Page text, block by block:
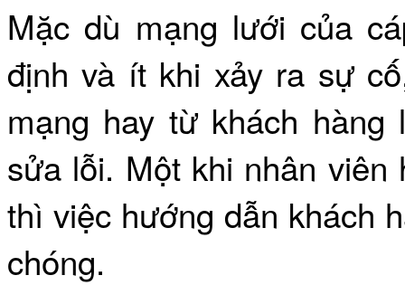
Mặc dù mạng lưới của
định và ít khi xảy ra sự
mạng hay từ khách
sửa lỗi. Một khi nhân viên
thì việc hướng dẫn khách
chóng.